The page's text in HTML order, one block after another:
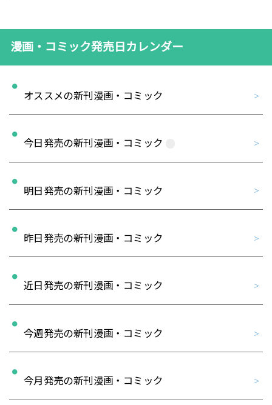
漫画・コミック発売日カレンダー
オススメの新刊漫画・コミック
今日発売の新刊漫画・コミック
明日発売の新刊漫画・コミック
昨日発売の新刊漫画・コミック
近日発売の新刊漫画・コミック
今週発売の新刊漫画・コミック
今月発売の新刊漫画・コミック